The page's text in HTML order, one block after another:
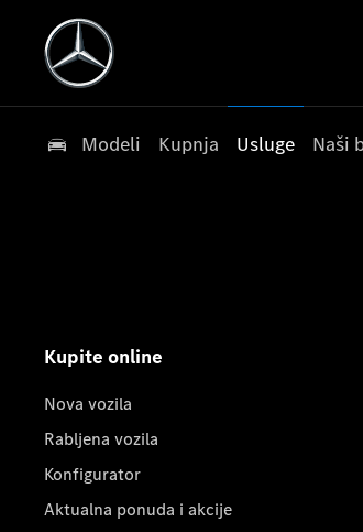
Modeli Kupnja Usluge Naši
Kupite online
Nova vozila
Rabljena vozila
Konfigurator
Aktualna ponuda i akcije